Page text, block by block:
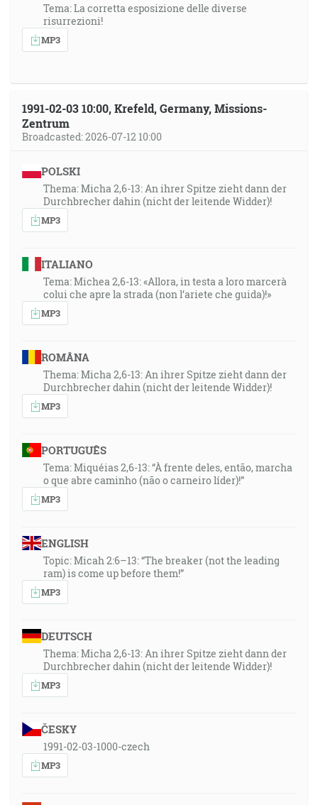
Tema: La corretta esposizione delle diverse
risurrezioni!
MP3
1991-02-03 10:00, Krefeld, Germany, Missions-
Zentrum
Broadcasted: 2026-07-12 10:00
POLSKI
Thema: Micha 2,6-13: An ihrer Spitze zieht dann der
Durchbrecher dahin (nicht der leitende Widder)!
MP3
ITALIANO
Tema: Michea 2,6-13: «Allora, in testa a loro marcerà
colui che apre la strada (non l’ariete che guida)!»
MP3
ROMÂNA
Thema: Micha 2,6-13: An ihrer Spitze zieht dann der
Durchbrecher dahin (nicht der leitende Widder)!
MP3
PORTUGUÊS
Tema: Miquéias 2,6-13: “À frente deles, então, marcha
o que abre caminho (não o carneiro líder)!”
MP3
ENGLISH
Topic: Micah 2:6–13: “The breaker (not the leading
ram) is come up before them!”
MP3
DEUTSCH
Thema: Micha 2,6-13: An ihrer Spitze zieht dann der
Durchbrecher dahin (nicht der leitende Widder)!
MP3
ČESKY
1991-02-03-1000-czech
MP3